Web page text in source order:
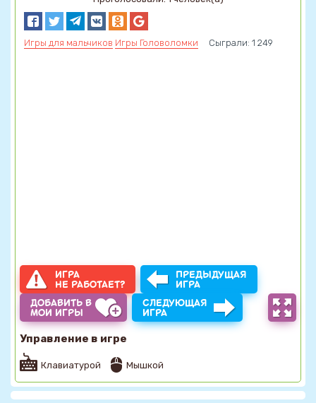
Игры для мальчиков Игры Головоломки Сыграли: 1 249
ИГРА
НЕ РАБОТАЕТ?
ПРЕДЫДУЩАЯ
ИГРА
ДОБАВИТЬ В
МОИ ИГРЫ
СЛЕДУЮЩАЯ
ИГРА
Управление в игре
Клавиатурой Мышкой